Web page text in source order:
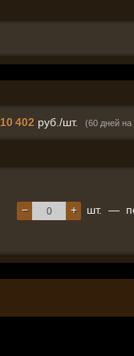
10 402 руб./шт. (60 дней на
+
− шт. —